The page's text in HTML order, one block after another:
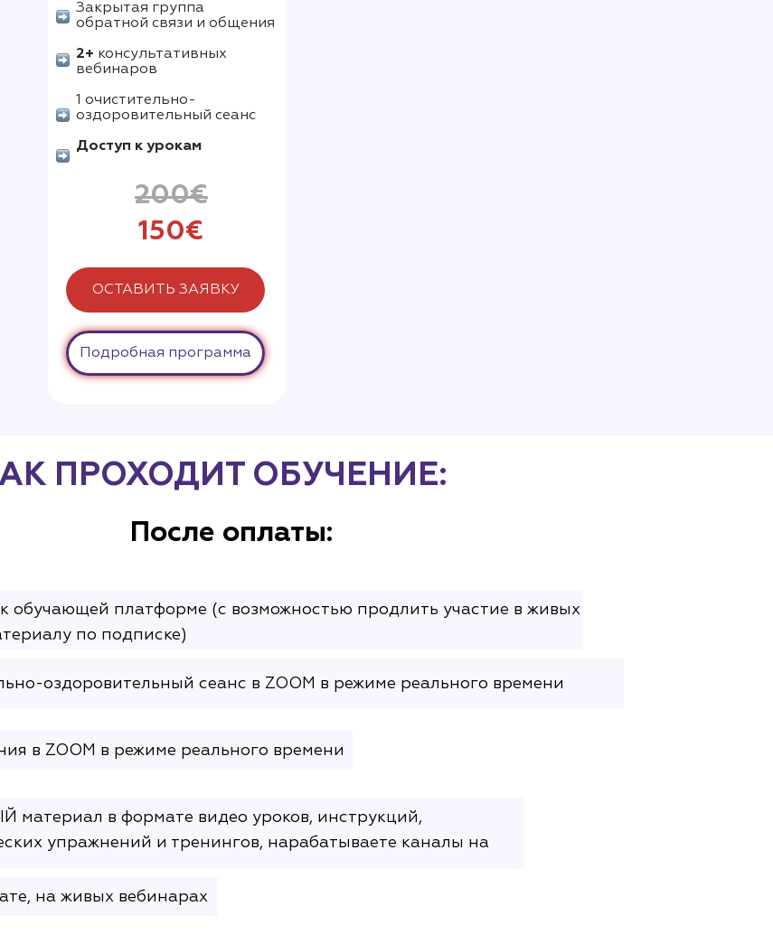
Закрытая группа
обратной связи и общения
2+ консультативных
вебинаров
1 очистительно-
оздоровительный сеанс
Доступ к урокам
ОСТАВИТЬ ЗАЯВКУ
Подробная программа
150€
200€
ПРОХОДИТ ОБУЧЕНИЕ:
обучающей платформе (с возможностью продлить участие в живых
по подписке)
оздоровительный сеанс в ZOOM в режиме реального времени
в ZOOM в режиме реального времени
материал в формате видео уроков, инструкций,
упражнений и тренингов, нарабатываете каналы на
на живых вебинарах
После оплаты: